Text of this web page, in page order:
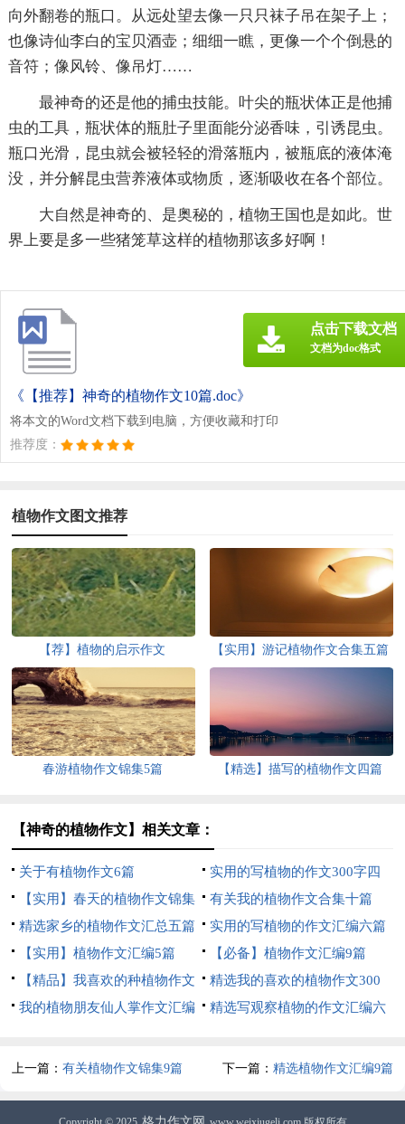
向外翻卷的瓶口。从远处望去像一只只袜子吊在架子上；
也像诗仙李白的宝贝酒壶；细细一瞧，更像一个个倒悬的
音符；像风铃、像吊灯……
最神奇的还是他的捕虫技能。叶尖的瓶状体正是他捕
虫的工具，瓶状体的瓶肚子里面能分泌香味，引诱昆虫。
瓶口光滑，昆虫就会被轻轻的滑落瓶内，被瓶底的液体淹
没，并分解昆虫营养液体或物质，逐渐吸收在各个部位。
大自然是神奇的、是奥秘的，植物王国也是如此。世
界上要是多一些猪笼草这样的植物那该多好啊！
《【推荐】神奇的植物作文10篇.doc》
将本文的Word文档下载到电脑，方便收藏和打印
推荐度：
点击下载文档
文档为doc格式
植物作文图文推荐
【荐】植物的启示作文 【实用】游记植物作文合集五篇
春游植物作文锦集5篇 【精选】描写的植物作文四篇
【神奇的植物作文】相关文章：
关于有植物作文6篇
实用的写植物的作文300字四
篇
【实用】春天的植物作文锦集
7篇
有关我的植物作文合集十篇
精选家乡的植物作文汇总五篇
实用的写植物的作文汇编六篇
【实用】植物作文汇编5篇
【必备】植物作文汇编9篇
【精品】我喜欢的种植物作文
300字4篇
精选我的喜欢的植物作文300
字合集6篇
我的植物朋友仙人掌作文汇编
精选写观察植物的作文汇编六
上一篇：有关植物作文锦集9篇 下一篇： 精选植物作文汇编9篇